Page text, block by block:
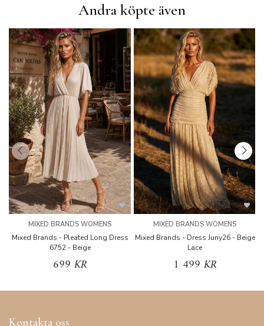
Andra köpte även
MIXED BRANDS WOMENS
Mixed Brands - Pleated Long Dress
6752 - Beige
699 KR
MIXED BRANDS WOMENS
Mixed Brands - Dress Juny26 - Beige
Lace
1 499 KR
Kontakta oss